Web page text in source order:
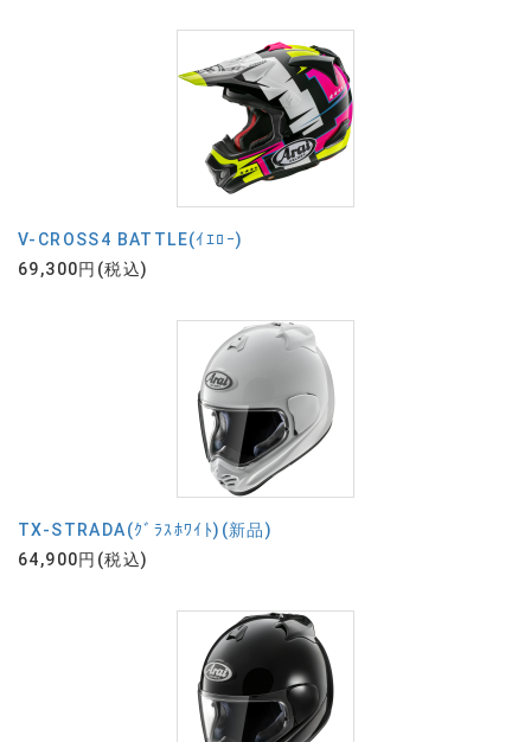
V-CROSS4 BATTLE(ｲｴﾛｰ)
69,300円(税込)
TX-STRADA(ｸﾞﾗｽﾎﾜｲﾄ)(新品)
64,900円(税込)